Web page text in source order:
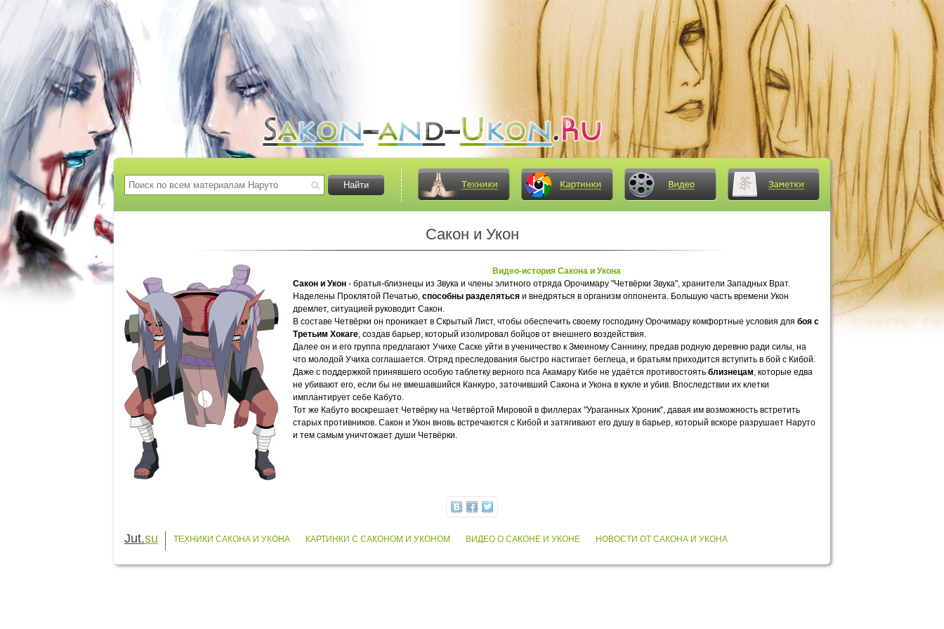
Сакон и Укон
Видео-история Сакона и Укона
Сакон и Укон - братья-близнецы из Звука и члены элитного отряда Орочимару "Четвёрки Звука", хранители Западных Врат.
Наделены Проклятой Печатью, способны разделяться и внедряться в организм оппонента. Большую часть времени Укон
дремлет, ситуацией руководит Сакон.
В составе Четвёрки он проникает в Скрытый Лист, чтобы обеспечить своему господину Орочимару комфортные условия для боя с
Третьим Хокаге, создав барьер, который изолировал бойцов от внешнего воздействия.
Далее он и его группа предлагают Учихе Саске уйти в ученичество к Змеиному Саннину, предав родную деревню ради силы, на
что молодой Учиха соглашается. Отряд преследования быстро настигает беглеца, и братьям приходится вступить в бой с Кибой.
Даже с поддержкой принявшего особую таблетку верного пса Акамару Кибе не удаётся противостоять близнецам, которые едва
не убивают его, если бы не вмешавшийся Канкуро, заточивший Сакона и Укона в кукле и убив. Впоследствии их клетки
имплантирует себе Кабуто.
Тот же Кабуто воскрешает Четвёрку на Четвёртой Мировой в филлерах "Ураганных Хроник", давая им возможность встретить
старых противников. Сакон и Укон вновь встречаются с Кибой и затягивают его душу в барьер, который вскоре разрушает Наруто
и тем самым уничтожает души Четвёрки.
Jut.su ТЕХНИКИ САКОНА И УКОНА КАРТИНКИ С САКОНОМ И УКОНОМ ВИДЕО О САКОНЕ И УКОНЕ НОВОСТИ ОТ САКОНА И УКОНА